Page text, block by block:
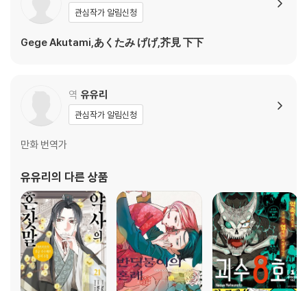
관심작가 알림신청
Gege Akutami,あくたみ げげ,芥見 下下
역 유유리
관심작가 알림신청
만화 번역가
유유리 의 다른 상품